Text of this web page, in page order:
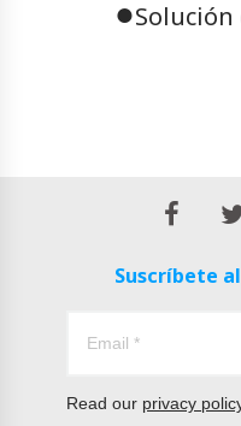
●Solución
Suscríbete
Read our privacy